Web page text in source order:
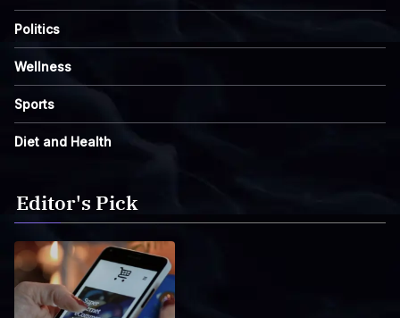
Politics
Wellness
Sports
Diet and Health
Editor's Pick